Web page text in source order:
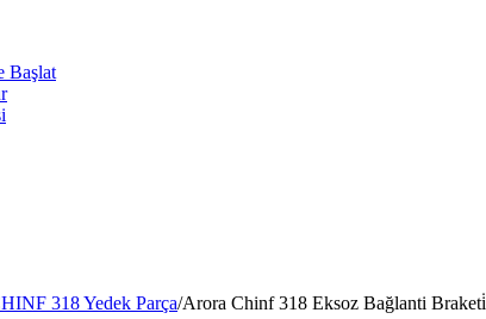
Başlat
318 Yedek Parça/Arora Chinf 318 Eksoz Bağlanti Braketi̇